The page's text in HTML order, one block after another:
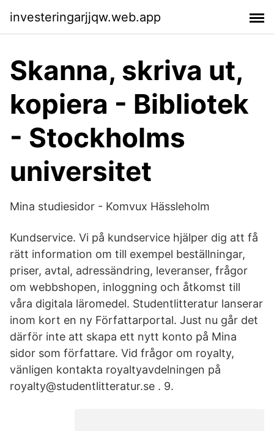
investeringarjjqw.web.app
Skanna, skriva ut,
kopiera - Bibliotek
- Stockholms
universitet
Mina studiesidor - Komvux Hässleholm
Kundservice. Vi på kundservice hjälper dig att få
rätt information om till exempel beställningar,
priser, avtal, adressändring, leveranser, frågor
om webbshopen, inloggning och åtkomst till
våra digitala läromedel. Studentlitteratur lanserar
inom kort en ny Författarportal. Just nu går det
därför inte att skapa ett nytt konto på Mina
sidor som författare. Vid frågor om royalty,
vänligen kontakta royaltyavdelningen på
royalty@studentlitteratur.se . 9.